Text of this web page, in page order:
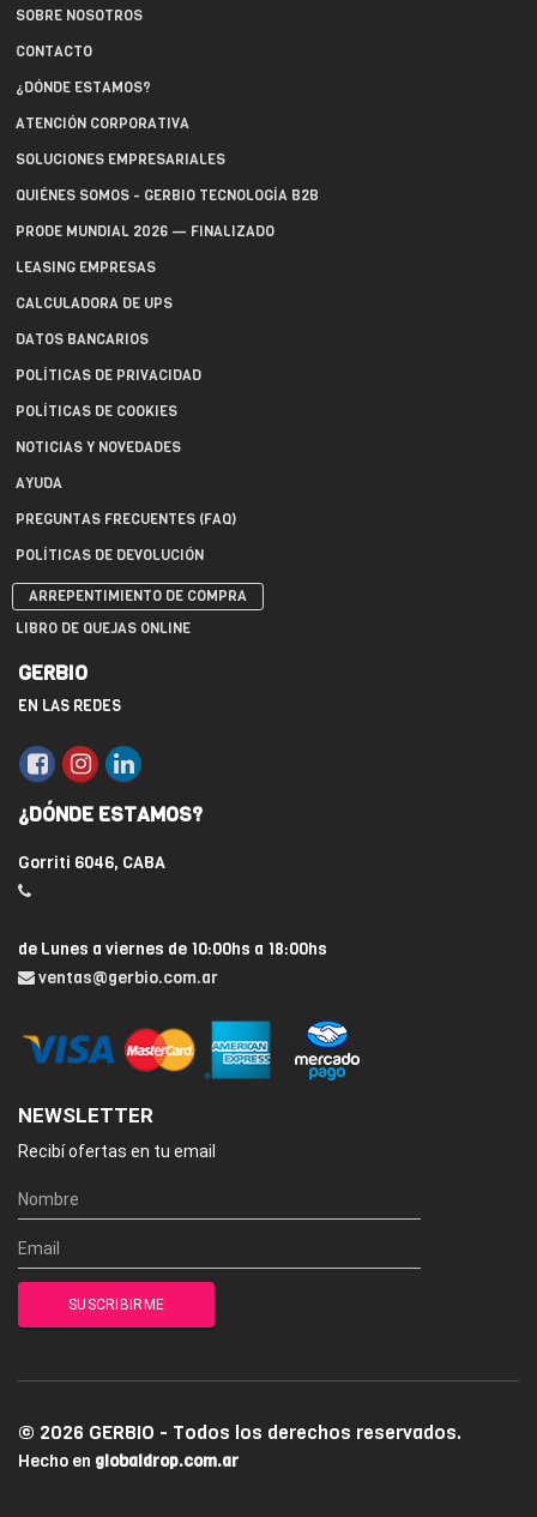
SOBRE NOSOTROS
CONTACTO
¿DÓNDE ESTAMOS?
ATENCIÓN CORPORATIVA
SOLUCIONES EMPRESARIALES
QUIÉNES SOMOS - GERBIO TECNOLOGÍA B2B
PRODE MUNDIAL 2026 — FINALIZADO
LEASING EMPRESAS
CALCULADORA DE UPS
DATOS BANCARIOS
POLÍTICAS DE PRIVACIDAD
POLÍTICAS DE COOKIES
NOTICIAS Y NOVEDADES
AYUDA
PREGUNTAS FRECUENTES (FAQ)
POLÍTICAS DE DEVOLUCIÓN
ARREPENTIMIENTO DE COMPRA
LIBRO DE QUEJAS ONLINE
GERBIO
EN LAS REDES
¿DÓNDE ESTAMOS?
Gorriti 6046, CABA
de Lunes a viernes de 10:00hs a 18:00hs
ventas@gerbio.com.ar
NEWSLETTER
Recibí ofertas en tu email
© 2026 GERBIO - Todos los derechos reservados.
Hecho en globaldrop.com.ar